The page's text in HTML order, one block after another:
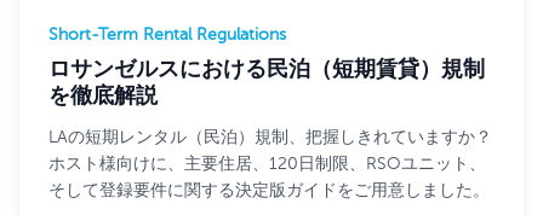
Short-Term Rental Regulations
ロサンゼルスにおける民泊（短期賃貸）規制
を徹底解説
LAの短期レンタル（民泊）規制、把握しきれていますか？
ホスト様向けに、主要住居、120日制限、RSOユニット、
そして登録要件に関する決定版ガイドをご用意しました。